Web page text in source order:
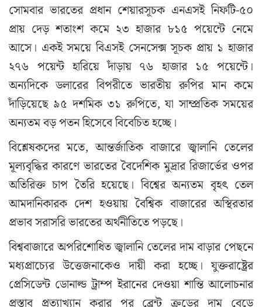
সোমবার ভারতের প্রধান শেয়ারসূচক এনএসই নিফটি-৫০
প্রায় দেড় শতাংশ কমে ২৩ হাজার ৮১৫ পয়েন্টে নেমে
আসে। একই সময়ে বিএসই সেনসেক্স সূচক প্রায় ১ হাজার
২৭৬ পয়েন্ট হারিয়ে দাঁড়ায় ৭৬ হাজার ১৫ পয়েন্টে।
অন্যদিকে ডলারের বিপরীতে ভারতীয় রুপির মান কমে
দাঁড়িয়েছে ৯৫ দশমিক ৩১ রুপিতে, যা সাম্প্রতিক সময়ের
অন্যতম বড় পতন হিসেবে বিবেচিত হচ্ছে।
বিশ্লেষকদের মতে, আন্তর্জাতিক বাজারে জ্বালানি তেলের
মূল্যবৃদ্ধির কারণে ভারতের বৈদেশিক মুদ্রার রিজার্ভের ওপর
অতিরিক্ত চাপ তৈরি হয়েছে। বিশ্বের অন্যতম বৃহৎ তেল
আমদানিকারক দেশ হওয়ায় বৈশ্বিক বাজারের অস্থিরতার
প্রভাব সরাসরি ভারতের অর্থনীতিতে পড়ছে।
বিশ্ববাজারে অপরিশোধিত জ্বালানি তেলের দাম বাড়ার পেছনে
মধ্যপ্রাচ্যের উত্তেজনাকেও দায়ী করা হচ্ছে। যুক্তরাষ্ট্রের
প্রেসিডেন্ট ডোনাল্ড ট্রাম্প ইরানের দেওয়া শান্তি আলোচনার